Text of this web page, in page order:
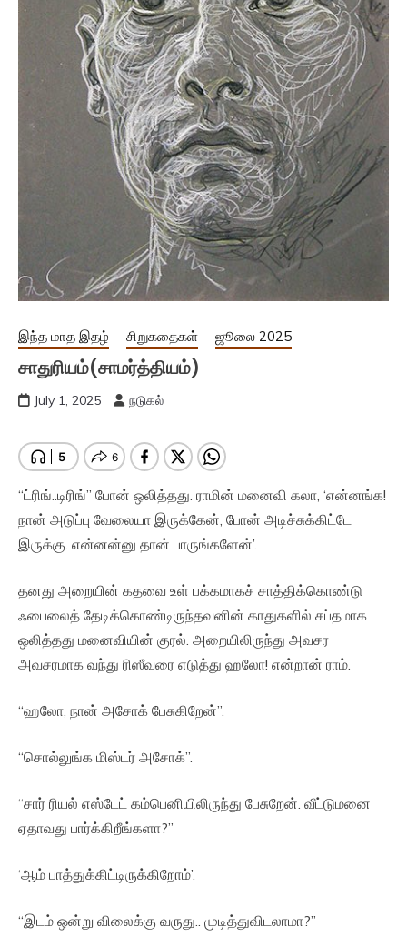
இந்த மாத இதழ் சிறுகதைகள் ஜூலை 2025
சாதுரியம்(சாமர்த்தியம்)
July 1, 2025 நடுகல்
“ட்ரிங்..டிரிங்” போன் ஒலித்தது. ராமின் மனைவி கலா, ‘என்னங்க!
நான் அடுப்பு வேலையா இருக்கேன், போன் அடிச்சுக்கிட்டே
இருக்கு. என்னன்னு தான் பாருங்களேன்’.
தனது அறையின் கதவை உள் பக்கமாகச் சாத்திக்கொண்டு
ஃபைலைத் தேடிக்கொண்டிருந்தவனின் காதுகளில் சப்தமாக
ஒலித்தது மனைவியின் குரல். அறையிலிருந்து அவசர
அவசரமாக வந்து ரிஸீவரை எடுத்து ஹலோ! என்றான் ராம்.
“ஹலோ, நான் அசோக் பேசுகிறேன்”.
“சொல்லுங்க மிஸ்டர் அசோக்”.
“சார் ரியல் எஸ்டேட் கம்பெனியிலிருந்து பேசுறேன். வீட்டுமனை
ஏதாவது பார்க்கிறீங்களா?’’
‘ஆம் பாத்துக்கிட்டிருக்கிறோம்’.
“இடம் ஒன்று விலைக்கு வருது.. முடித்துவிடலாமா?”